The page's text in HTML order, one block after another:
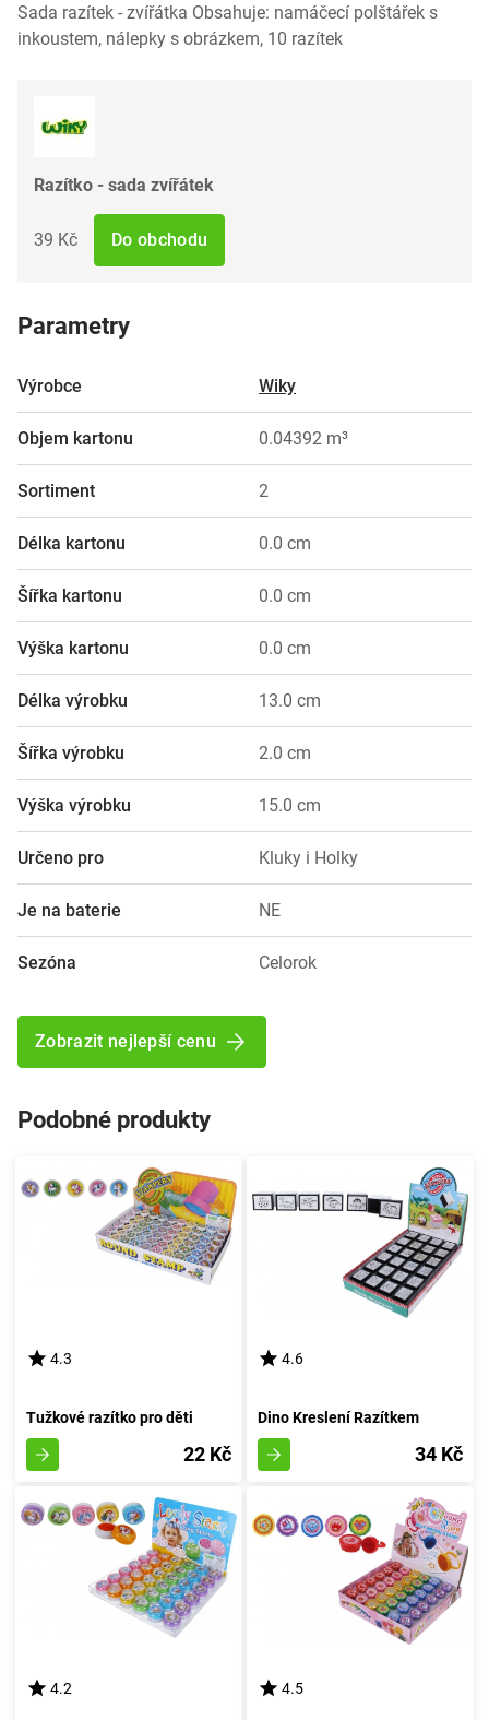
Sada razítek - zvířátka Obsahuje: namáčecí polštářek s
inkoustem, nálepky s obrázkem, 10 razítek
Razítko - sada zvířátek
39 Kč Do obchodu
Parametry
Výrobce Wiky
Objem kartonu 0.04392 m³
Sortiment 2
Délka kartonu 0.0 cm
Šířka kartonu 0.0 cm
Výška kartonu 0.0 cm
Délka výrobku 13.0 cm
Šířka výrobku 2.0 cm
Výška výrobku 15.0 cm
Určeno pro Kluky i Holky
Je na baterie NE
Sezóna Celorok
Zobrazit nejlepší cenu
Podobné produkty
4.3
Tužkové razítko pro děti
22 Kč
4.6
Dino Kreslení Razítkem
34 Kč
4.2 4.5